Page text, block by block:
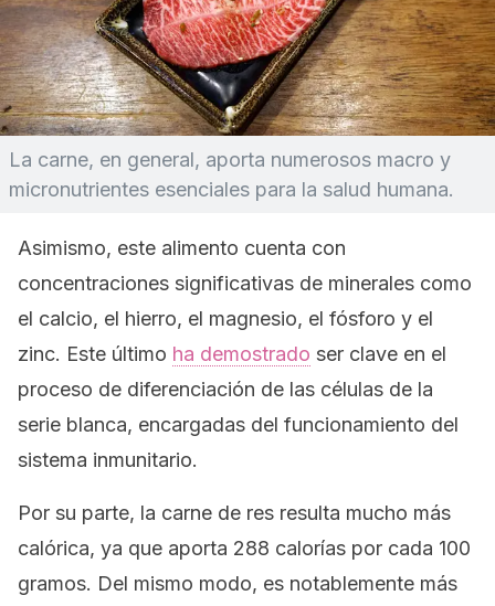
La carne, en general, aporta numerosos macro y
micronutrientes esenciales para la salud humana.
Asimismo, este alimento cuenta con
concentraciones significativas de minerales como
el calcio, el hierro, el magnesio, el fósforo y el
zinc. Este último ha demostrado ser clave en el
proceso de diferenciación de las células de la
serie blanca, encargadas del funcionamiento del
sistema inmunitario.
Por su parte, la carne de res resulta mucho más
calórica, ya que aporta 288 calorías por cada 100
gramos. Del mismo modo, es notablemente más